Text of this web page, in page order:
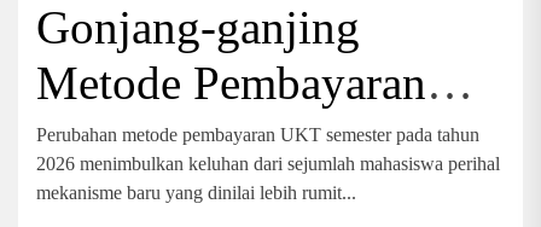
Gonjang-ganjing
Metode Pembayaran
UKT
Perubahan metode pembayaran UKT semester pada tahun
2026 menimbulkan keluhan dari sejumlah mahasiswa perihal
mekanisme baru yang dinilai lebih rumit...